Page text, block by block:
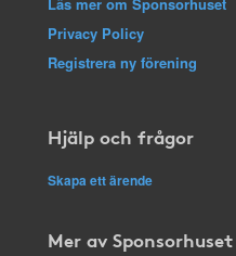
Privacy Policy
Registrera ny förening
Hjälp och frågor
Skapa ett ärende
Mer av Sponsorhuset